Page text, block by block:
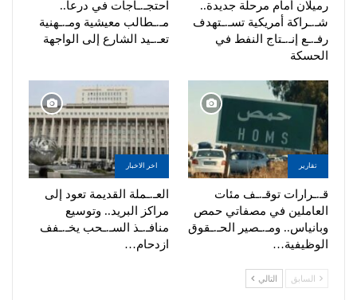
رميلان أمام مرحلة جديدة..
شـ.ـراكة أمريكية تسـ.ـتهدف
رفـ.ـع إنـ.ـتاج النفط في
الحسكة
احتجـ.ـاجات في درعا..
مـ.ـطالب معيشية ومـ.ـهنية
تعـ.ـيد الشارع إلى الواجهة
تقارير
قـ.ـرارات توقـ.ـف مئات
العاملين في مصفاتي حمص
وبانياس.. ومـ.ـصير الحـ.ـقوق
الوظيفية…
اخر الاخبار
العـ.ـملة القديمة تعود إلى
مراكز البريد.. وتوسيع
منافـ.ـذ السـ.ـحب يخـ.ـفف
ازدحام…
السابق التالي